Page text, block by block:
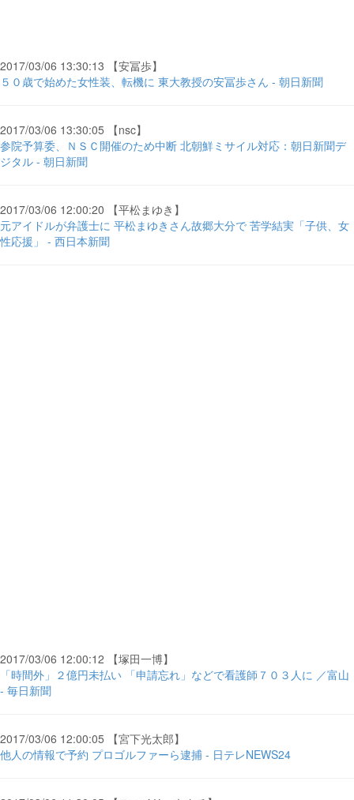
2017/03/06 13:30:13 【安冨歩】
５０歳で始めた女性装、転機に 東大教授の安冨歩さん - 朝日新聞
2017/03/06 13:30:05 【nsc】
参院予算委、ＮＳＣ開催のため中断 北朝鮮ミサイル対応：朝日新聞デ
ジタル - 朝日新聞
2017/03/06 12:00:20 【平松まゆき】
元アイドルが弁護士に 平松まゆきさん故郷大分で 苦学結実「子供、女
性応援」 - 西日本新聞
2017/03/06 12:00:12 【塚田一博】
「時間外」２億円未払い 「申請忘れ」などで看護師７０３人に ／富山
- 毎日新聞
2017/03/06 12:00:05 【宮下光太郎】
他人の情報で予約 プロゴルファーら逮捕 - 日テレNEWS24